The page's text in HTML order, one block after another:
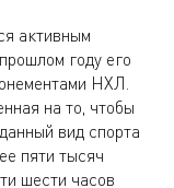
активным
году его
НХЛ.
на то, чтобы
вид спорта
пяти тысяч
шести часов